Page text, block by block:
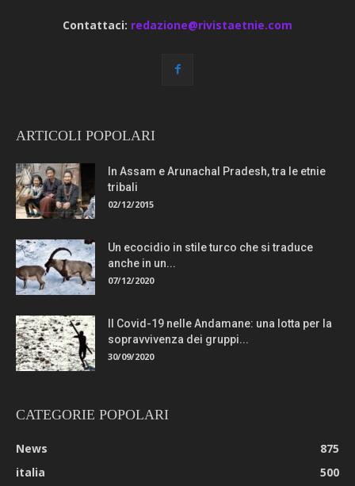
Contattaci: redazione@rivistaetnie.com
ARTICOLI POPOLARI
In Assam e Arunachal Pradesh, tra le etnie
tribali
02/12/2015
Un ecocidio in stile turco che si traduce
anche in un...
07/12/2020
Il Covid-19 nelle Andamane: una lotta per la
sopravvivenza dei gruppi...
30/09/2020
CATEGORIE POPOLARI
News
875
italia
500